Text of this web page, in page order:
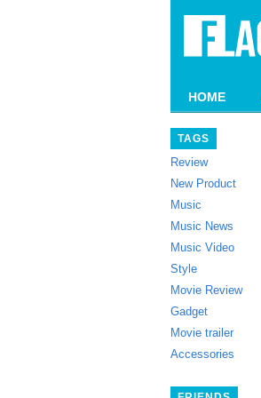
HOME
TAGS
Review
New Product
Music
Music News
Music Video
Style
Movie Review
Gadget
Movie trailer
Accessories